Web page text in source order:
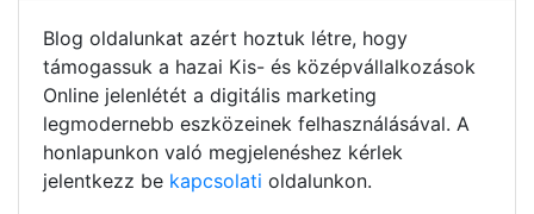
Blog oldalunkat azért hoztuk létre, hogy
támogassuk a hazai Kis- és középvállalkozások
Online jelenlétét a digitális marketing
legmodernebb eszközeinek felhasználásával. A
honlapunkon való megjelenéshez kérlek
jelentkezz be kapcsolati oldalunkon.